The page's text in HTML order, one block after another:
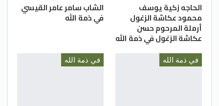
الحاجه زكية يوسف
محمود عكاشة الزغول
أرملة المرحوم حسن
عكاشة الزغول في ذمة الله
الشاب سامر عامر القيسي
في ذمة الله
في ذمة الله في ذمة الله